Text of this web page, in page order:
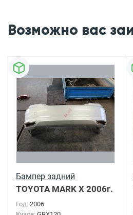
Возможно вас
Бампер задний
TOYOTA MARK X 2006г.
Год: 2006